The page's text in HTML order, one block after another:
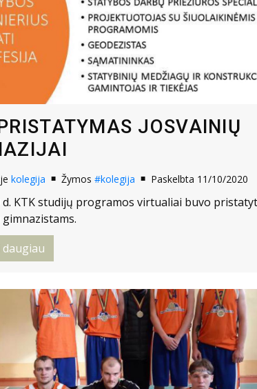
JOSVAINIŲ
kolegija Žymos #kolegija Paskelbta 11/10/2020
d. KTK studijų programos virtualiai buvo
gimnazistams.